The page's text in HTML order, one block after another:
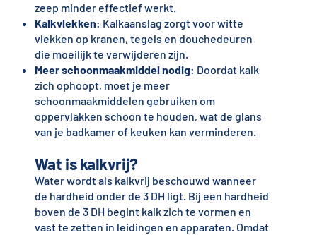
zeep minder effectief werkt.
Kalkvlekken: Kalkaanslag zorgt voor witte
vlekken op kranen, tegels en douchedeuren
die moeilijk te verwijderen zijn.
Meer schoonmaakmiddel nodig: Doordat kalk
zich ophoopt, moet je meer
schoonmaakmiddelen gebruiken om
oppervlakken schoon te houden, wat de glans
van je badkamer of keuken kan verminderen.
Wat is kalkvrij?
Water wordt als kalkvrij beschouwd wanneer
de hardheid onder de 3 DH ligt. Bij een hardheid
boven de 3 DH begint kalk zich te vormen en
vast te zetten in leidingen en apparaten. Omdat